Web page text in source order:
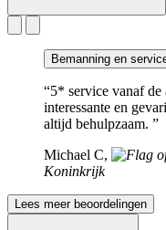
Bemanning en
“5* service vanaf de
interessante en
altijd behulpzaam. ”
Michael C,
Koninkrijk
Lees meer beoordelingen